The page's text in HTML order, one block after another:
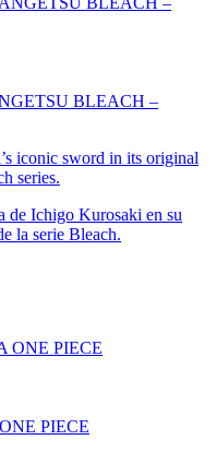
BLEACH –
iconic sword in its original
series.
de Ichigo Kurosaki en su
la serie Bleach.
PIECE